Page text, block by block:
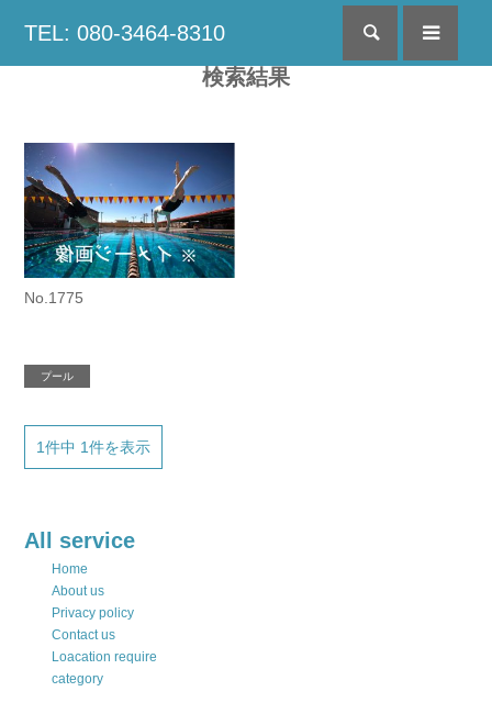
TEL: 080-3464-8310 検索
検索結果
No.1775
プール
1件中 1件を表示
All service
Home
About us
Privacy policy
Contact us
Loacation require
category